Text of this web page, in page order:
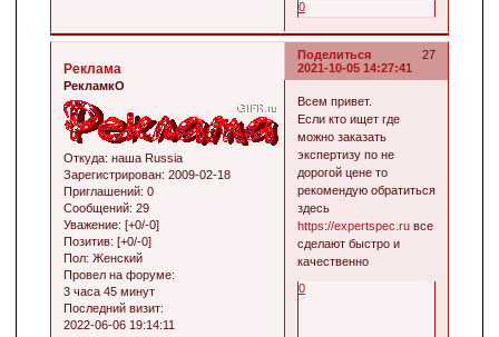
0
Поделиться
27
2021-10-05 14:27:41
Реклама
РекламкО
Откуда: наша Russia
Зарегистрирован: 2009-02-18
Приглашений: 0
Сообщений: 29
Уважение: [+0/-0]
Позитив: [+0/-0]
Пол: Женский
Провел на форуме:
3 часа 45 минут
Последний визит:
2022-06-06 19:14:11
Всем привет.
Если кто ищет где
можно заказать
экспертизу по не
дорогой цене то
рекомендую обратиться
здесь
https://expertspec.ruвсе
сделают быстро и
качественно
0